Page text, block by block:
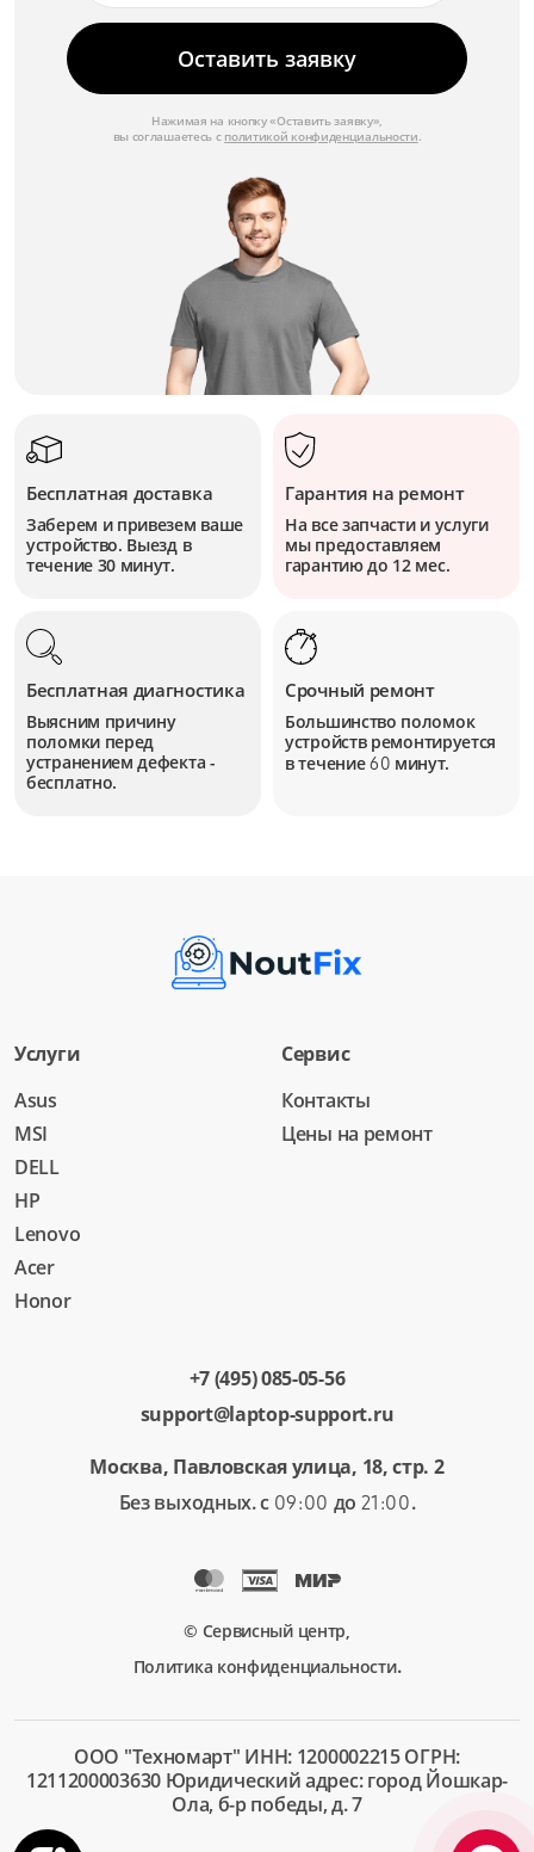
Оставить заявку
Нажимая на кнопку «Оставить заявку»,
вы соглашаетесь с политикой конфиденциальности.
Бесплатная доставка
Заберем и привезем ваше
устройство. Выезд в
течение 30 минут.
Гарантия на ремонт
На все запчасти и услуги
мы предоставляем
гарантию до 12 мес.
Бесплатная диагностика
Выясним причину
поломки перед
устранением дефекта -
бесплатно.
Срочный ремонт
Большинство поломок
устройств ремонтируется
в течение60 минут.
Услуги
Asus
MSI
DELL
HP
Lenovo
Acer
Honor
Сервис
Контакты
Цены на ремонт
+7 (495) 085-05-56
support@laptop-support.ru
Москва, Павловская улица, 18, стр. 2
Без выходных. с 09:00 до 21:00.
© Сервисный центр,
Политика конфиденциальности.
ООО "Техномарт" ИНН: 1200002215 ОГРН:
1211200003630 Юридический адрес: город Йошкар-
Ола, б-р победы, д. 7
+7 (495)